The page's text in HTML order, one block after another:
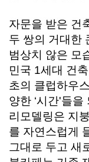
자문을 받은 건
두 쌍의 거대한
범상치 않은 모
민국 1세대 건
초의 클럽하우
양한 ‘시간'들
리모델링은 지
를 자연스럽게
그대로 두고 새